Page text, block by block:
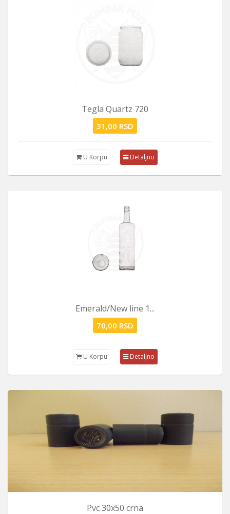
Tegla Quartz 720
31,00 RSD
U Korpu Detaljno
Emerald/New line 1...
70,00 RSD
U Korpu Detaljno
Pvc 30x50 crna